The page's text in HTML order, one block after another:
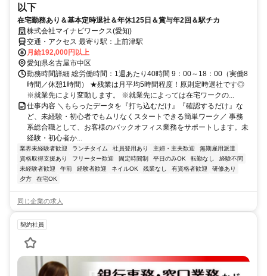
以下
在宅勤務あり＆基本定時退社＆年休125日＆賞与年2回＆駅チカ
株式会社マイナビワークス(愛知)
交通・アクセス 最寄り駅：上前津駅
月給192,000円以上
愛知県名古屋市中区
勤務時間詳細 総労働時間：1週あたり40時間 9：00～18：00（実働8
時間／休憩1時間） ★残業は月平均5時間程度！原則定時退社です◎
※就業先により変動します。 ※就業先によっては在宅ワークの...
仕事内容 ＼もらったデータを『打ち込むだけ』『確認するだけ』な
ど、未経験・初心者でもムリなくスタートできる簡単ワーク／ 事務
系総合職として、お客様のバックオフィス業務をサポートします。未
経験・初心者か...
業界未経験者歓迎 ランチタイム 社員登用あり 主婦・主夫歓迎
無期雇用派遣
資格取得支援あり
フリーター歓迎 固定時間制 平日のみOK 転勤なし
経験不問
未経験者歓迎
午前 経験者歓迎 ネイルOK 残業なし 有資格者歓迎
研修あり
夕方
在宅OK
同じ企業の求人
契約社員